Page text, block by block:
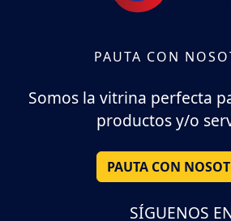
PAUTA CON
Somos la vitrina perfecta
productos y/o
PAUTA CON
SÍGUENOS